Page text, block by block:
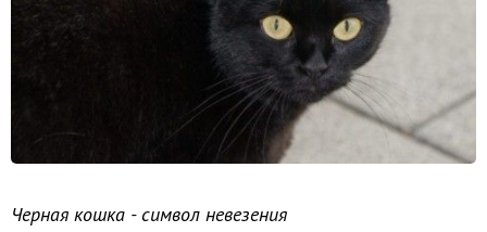
Черная кошка - символ невезения